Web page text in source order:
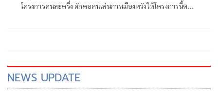
โครงการคนละครึ่ง ดักคอคนเล่นการเมืองหวังให้โครงการนี้ตก
NEWS UPDATE